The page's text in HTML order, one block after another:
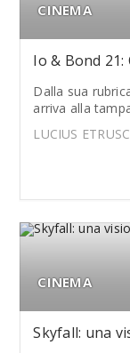
CINEMA
Io & Bond 21:
Dalla sua
arriva alla
LUCIUS
CINEMA
Skyfall: una